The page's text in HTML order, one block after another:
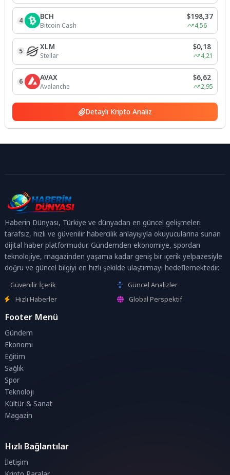
4 BCH
Bitcoin Cash
$198,37
4,56
5 XLM
Stellar
$0,18
4,21
6 AVAX
Avalanche
$6,62
2,95
Detaylı Kripto Analiz
Haberin Dünyası, Türkiye ve dünyadan en güncel gelişmeleri
tarafsız, hızlı ve güvenilir habercilik anlayışıyla okuyucularına sunan
dijital haber platformudur. Gündemden ekonomiye, spordan
teknolojiye, magazinden yaşama kadar geniş bir içerik yelpazesiyle
doğru ve güncel bilgiyi en hızlı şekilde ulaştırmayı hedeflemektedir.
Güvenilir İçerik
Güncel Analizler
Hızlı Haberler
Global Perspektif
Footer Menü
Gündem
Ekonomi
Eğitim
Sağlık
Spor
Teknoloji
Kültür & Sanat
Magazin
Hızlı Bağlantılar
İletişim